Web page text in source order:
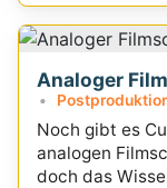
Analoger
Noch gibt es
analogen
doch das